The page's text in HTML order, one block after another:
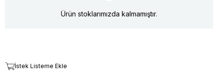
Ürün stoklarımızda kalmamıştır.
İstek Listeme Ekle